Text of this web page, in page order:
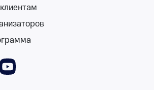
области 19